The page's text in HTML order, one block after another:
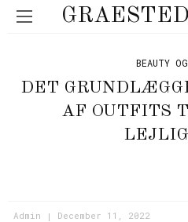
BEAUTY
DET
AF OUTFITS
Admin December 11, 2022